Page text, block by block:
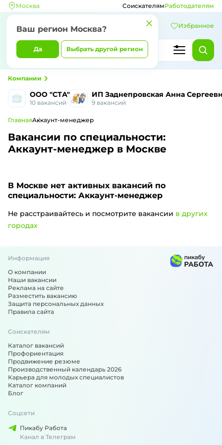
Москва
Ваш регион Москва?
Да Выбрать другой регион
СоискателямРаботодателям
Избранное
ООО "СТА"
10 вакансий
ИП Заднепровская Анна
9 вакансий
Компании
ГлавнаяАккаунт-менеджер
Вакансии по специальности:
Аккаунт-менеджер в Москве
В Москве нет активных вакансий по
специальности: Аккаунт-менеджер
Не расстраивайтесь и посмотрите вакансии в других
городах
Вакансии по специальности: Аккаунт-менеджер -
Информация
О компании
Наши вакансии
Реклама на сайте
Разместить вакансию
Защита персональных данных
Правила сайта
Соискателям
Каталог вакансий
Профориентация
Продвижение резюме
Производственный календарь 2026
Карьера для молодых специалистов
Каталог компаний
Блог
Соцсети
Пикабу Работа
Канал в Телеграм